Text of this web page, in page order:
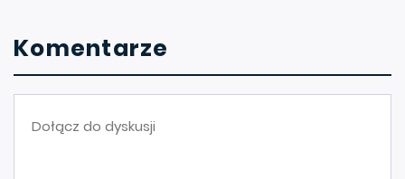
Komentarze